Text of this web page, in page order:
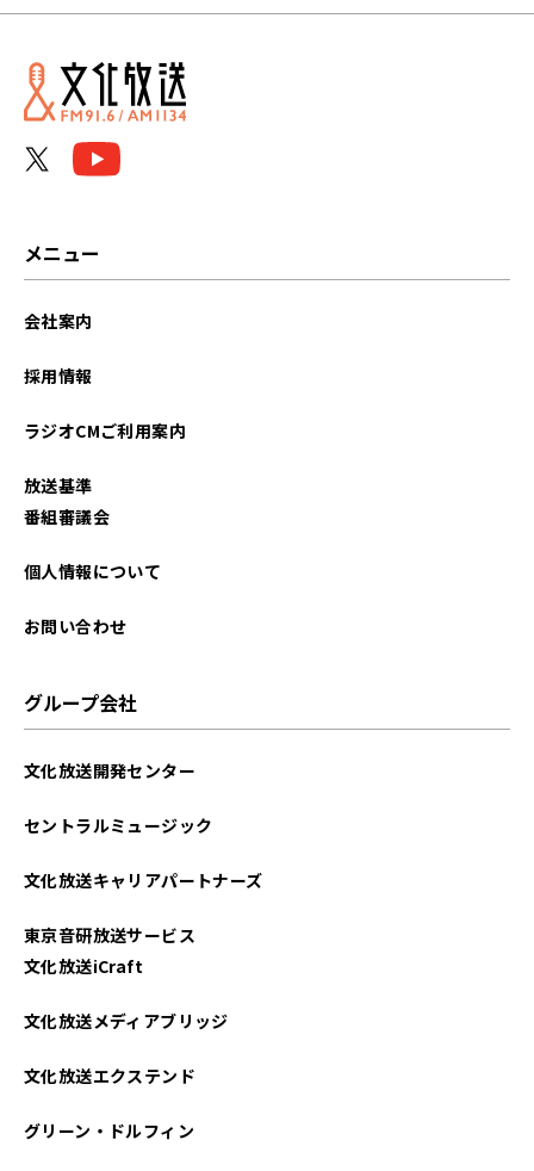
メニュー
会社案内
採用情報
ラジオCMご利用案内
放送基準
番組審議会
個人情報について
お問い合わせ
グループ会社
文化放送開発センター
セントラルミュージック
文化放送キャリアパートナーズ
東京音研放送サービス
文化放送iCraft
文化放送メディアブリッジ
文化放送エクステンド
グリーン・ドルフィン